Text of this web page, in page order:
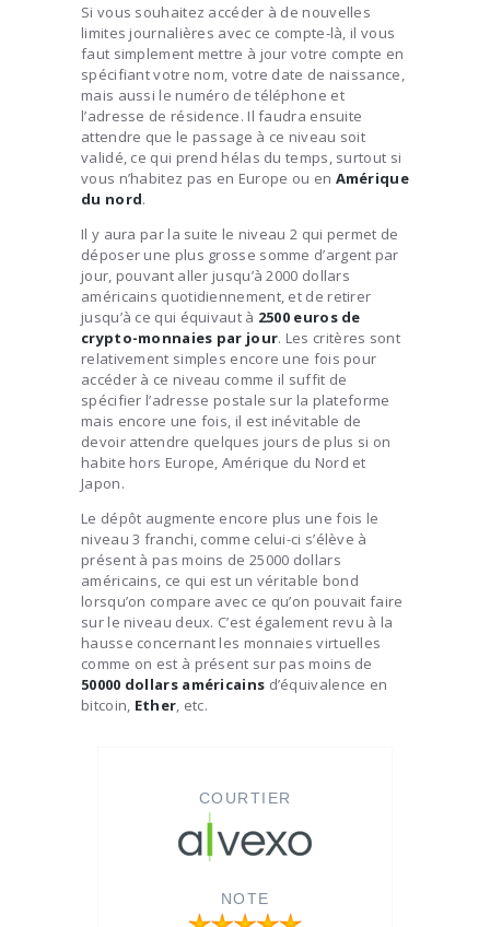
Si vous souhaitez accéder à de nouvelles
limites journalières avec ce compte-là, il vous
faut simplement mettre à jour votre compte en
spécifiant votre nom, votre date de naissance,
mais aussi le numéro de téléphone et
l’adresse de résidence. Il faudra ensuite
attendre que le passage à ce niveau soit
validé, ce qui prend hélas du temps, surtout si
vous n’habitez pas en Europe ou en Amérique
du nord.
Il y aura par la suite le niveau 2 qui permet de
déposer une plus grosse somme d’argent par
jour, pouvant aller jusqu’à 2000 dollars
américains quotidiennement, et de retirer
jusqu’à ce qui équivaut à 2500 euros de
crypto-monnaies par jour. Les critères sont
relativement simples encore une fois pour
accéder à ce niveau comme il suffit de
spécifier l’adresse postale sur la plateforme
mais encore une fois, il est inévitable de
devoir attendre quelques jours de plus si on
habite hors Europe, Amérique du Nord et
Japon.
Le dépôt augmente encore plus une fois le
niveau 3 franchi, comme celui-ci s’élève à
présent à pas moins de 25000 dollars
américains, ce qui est un véritable bond
lorsqu’on compare avec ce qu’on pouvait faire
sur le niveau deux. C’est également revu à la
hausse concernant les monnaies virtuelles
comme on est à présent sur pas moins de
50000 dollars américains d’équivalence en
bitcoin, Ether, etc.